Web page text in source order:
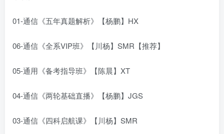
01-通信《五年真题解析》【杨鹏】HX
06-通信《全系VIP班》【川杨】SMR【推荐】
05-通用《备考指导班》【陈晨】XT
04-通信《两轮基础直播》【杨鹏】JGS
03-通信《四科启航课》【川杨】SMR